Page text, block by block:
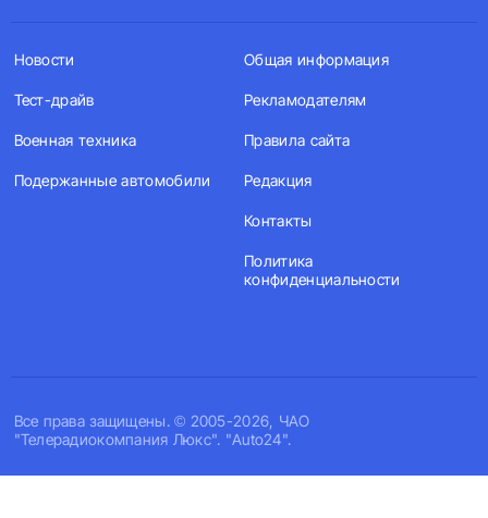
Все права защищены. © 2005-2026, ЧАО
"Телерадиокомпания Люкс". "Auto24".
Новости
Тест-драйв
Военная техника
Подержанные автомобили
Общая информация
Рекламодателям
Правила сайта
Редакция
Контакты
Политика
конфиденциальности